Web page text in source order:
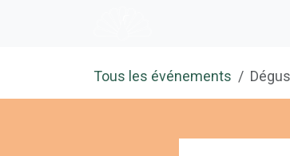
Tous les événements